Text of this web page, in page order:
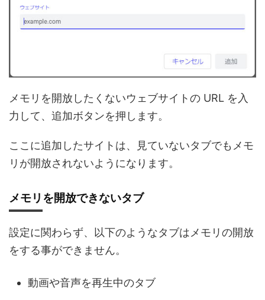
メモリを開放したくないウェブサイトの URL を入
力して、追加ボタンを押します。
ここに追加したサイトは、見ていないタブでもメモ
リが開放されないようになります。
メモリを開放できないタブ
設定に関わらず、以下のようなタブはメモリの開放
をする事ができません。
動画や音声を再生中のタブ